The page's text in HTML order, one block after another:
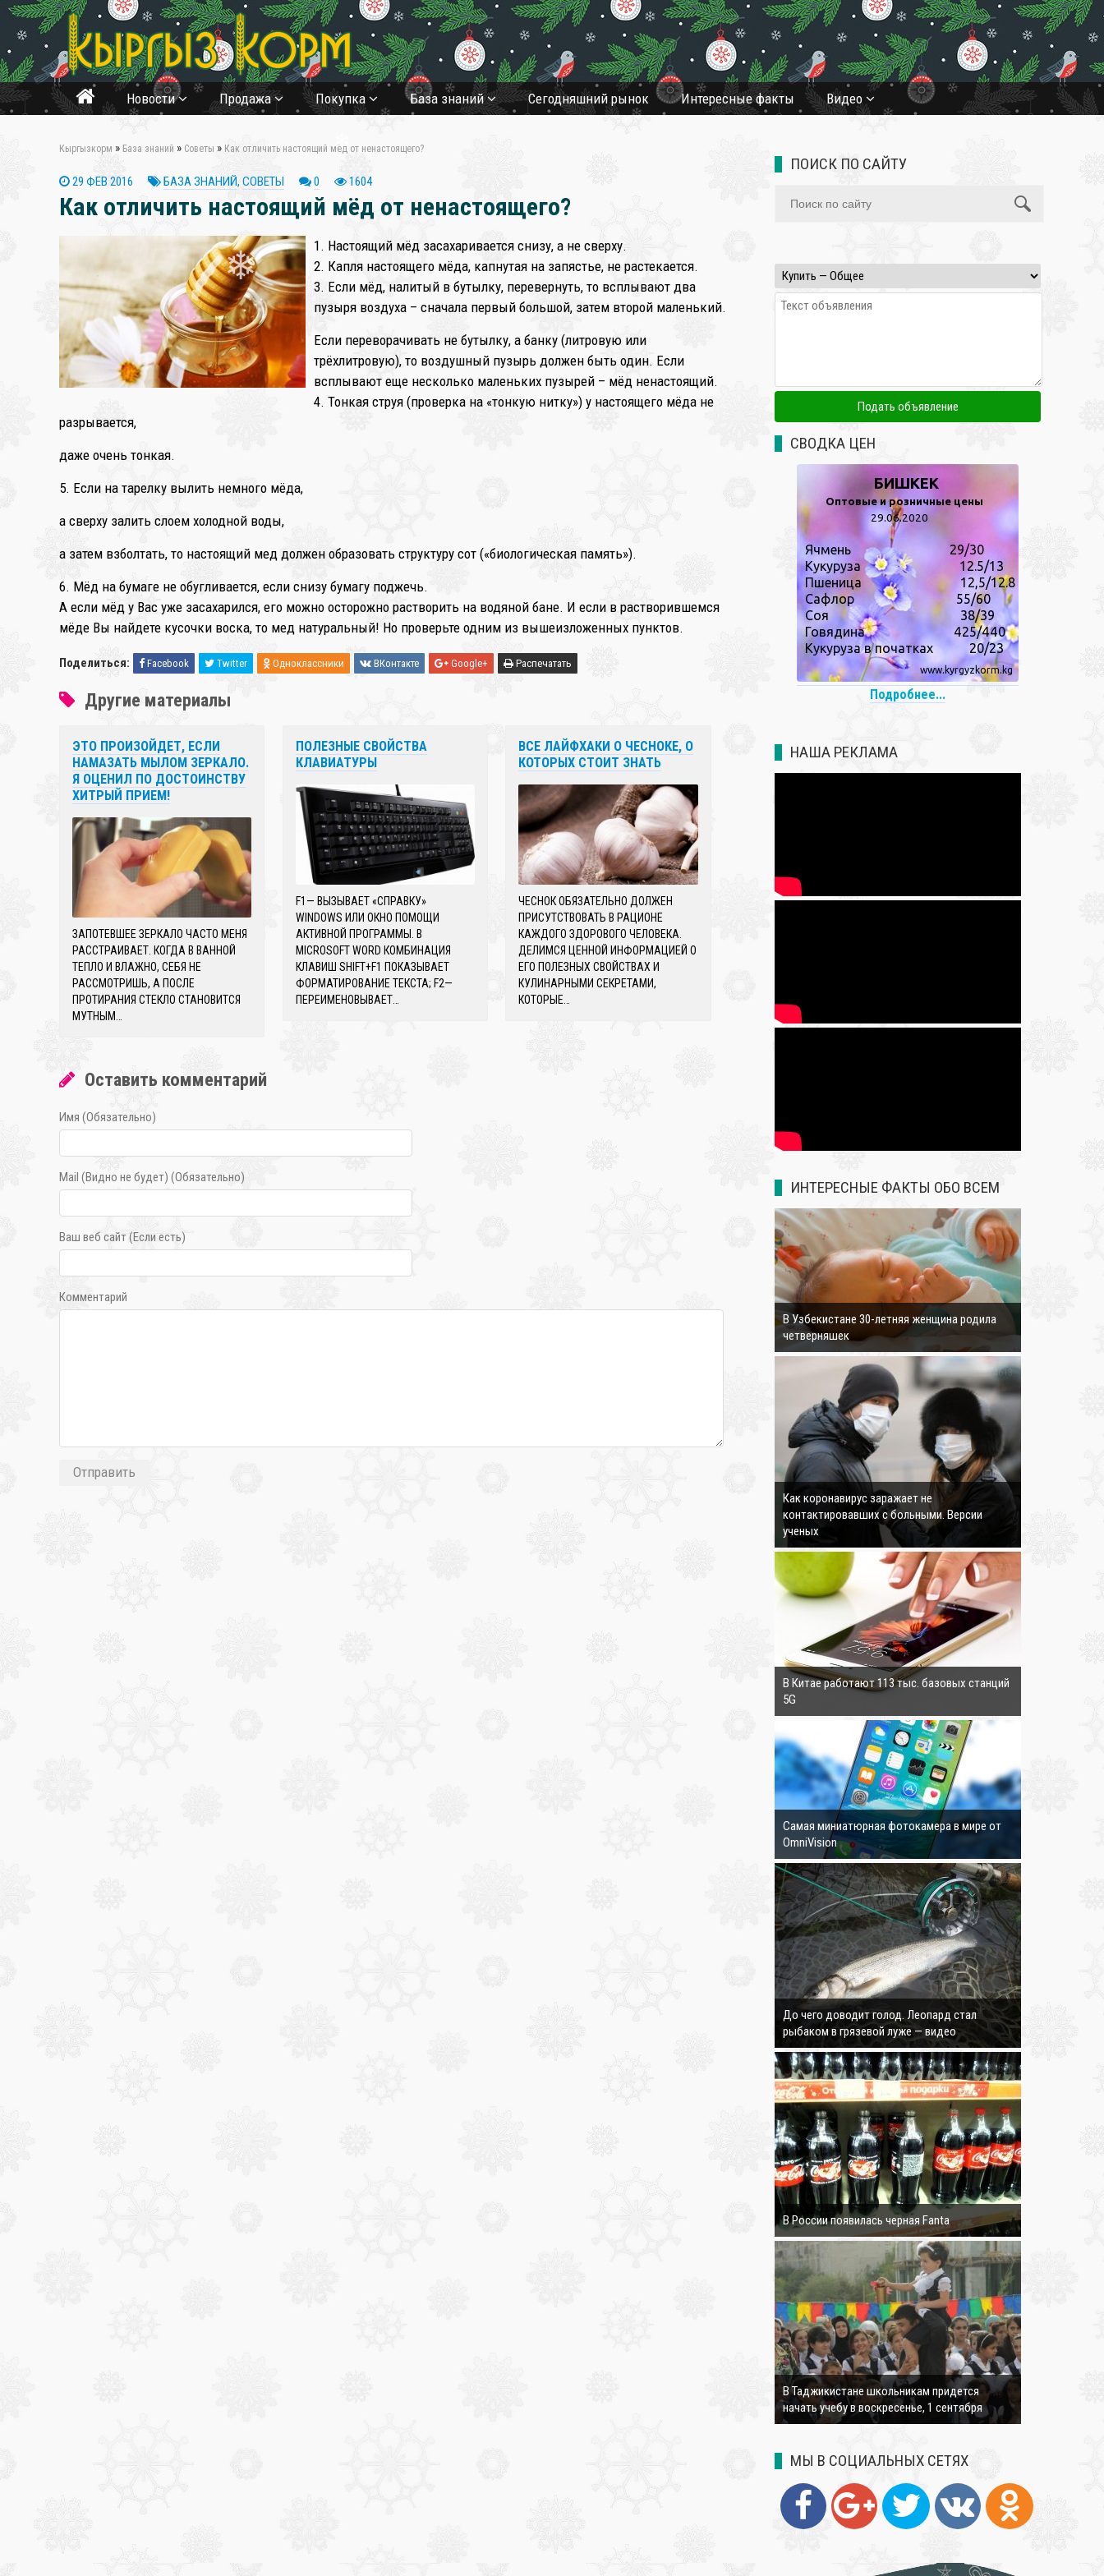
Новости Продажа Покупка База знаний Cегодняшний рынок Интересные факты Видео
Кыргызкорм » База знаний » Советы » Как отличить настоящий мёд от ненастоящего?
29 ФЕВ 2016 БАЗА ЗНАНИЙ, СОВЕТЫ 0 1604
Как отличить настоящий мёд от ненастоящего?
1. Настоящий мёд засахаривается снизу, а не сверху.
2. Капля настоящего мёда, капнутая на запястье, не растекается.
3. Если мёд, налитый в бутылку, перевернуть, то всплывают два
пузыря воздуха – сначала первый большой, затем второй маленький.
Если переворачивать не бутылку, а банку (литровую или
трёхлитровую), то воздушный пузырь должен быть один. Если
всплывают еще несколько маленьких пузырей – мёд ненастоящий.
4. Тонкая струя (проверка на «тонкую нитку») у настоящего мёда не
разрывается,
даже очень тонкая.
5. Если на тарелку вылить немного мёда,
а сверху залить слоем холодной воды,
а затем взболтать, то настоящий мед должен образовать структуру сот («биологическая память»).
6. Мёд на бумаге не обугливается, если снизу бумагу поджечь.
А если мёд у Вас уже засахарился, его можно осторожно растворить на водяной бане. И если в растворившемся
мёде Вы найдете кусочки воска, то мед натуральный! Но проверьте одним из вышеизложенных пунктов.
Поделиться: Facebook Twitter Одноклассники ВКонтакте Google+ Распечатать
Другие материалы
ЭТО ПРОИЗОЙДЕТ, ЕСЛИ
НАМАЗАТЬ МЫЛОМ ЗЕРКАЛО.
Я ОЦЕНИЛ ПО ДОСТОИНСТВУ
ХИТРЫЙ ПРИЕМ!
ЗАПОТЕВШЕЕ ЗЕРКАЛО ЧАСТО МЕНЯ
РАССТРАИВАЕТ. КОГДА В ВАННОЙ
ТЕПЛО И ВЛАЖНО, СЕБЯ НЕ
РАССМОТРИШЬ, А ПОСЛЕ
ПРОТИРАНИЯ СТЕКЛО СТАНОВИТСЯ
МУТНЫМ…
ПОЛЕЗНЫЕ СВОЙСТВА
КЛАВИАТУРЫ
F1— ВЫЗЫВАЕТ «СПРАВКУ»
WINDOWS ИЛИ ОКНО ПОМОЩИ
АКТИВНОЙ ПРОГРАММЫ. В
MICROSOFT WORD КОМБИНАЦИЯ
КЛАВИШ SHIFT+F1 ПОКАЗЫВАЕТ
ФОРМАТИРОВАНИЕ ТЕКСТА; F2—
ПЕРЕИМЕНОВЫВАЕТ…
ВСЕ ЛАЙФХАКИ О ЧЕСНОКЕ, О
КОТОРЫХ СТОИТ ЗНАТЬ
ЧЕСНОК ОБЯЗАТЕЛЬНО ДОЛЖЕН
ПРИСУТСТВОВАТЬ В РАЦИОНЕ
КАЖДОГО ЗДОРОВОГО ЧЕЛОВЕКА.
ДЕЛИМСЯ ЦЕННОЙ ИНФОРМАЦИЕЙ О
ЕГО ПОЛЕЗНЫХ СВОЙСТВАХ И
КУЛИНАРНЫМИ СЕКРЕТАМИ,
КОТОРЫЕ…
Оставить комментарий
Имя (Обязательно)
Mail (Видно не будет) (Обязательно)
Ваш веб сайт (Если есть)
Комментарий
ПОИСК ПО САЙТУ
СВОДКА ЦЕН
Подробнее...
НАША РЕКЛАМА
ИНТЕРЕСНЫЕ ФАКТЫ ОБО ВСЕМ
3171
В Узбекистане 30-летняя женщина родила
четверняшек
4613
Как коронавирус заражает не
контактировавших с больными. Версии
ученых
3761
В Китае работают 113 тыс. базовых станций
5G
Самая миниатюрная фотокамера в мире от
OmniVision
4322
До чего доводит голод. Леопард стал
рыбаком в грязевой луже — видео
3590
В России появилась черная Fanta
4263
В Таджикистане школьникам придется
начать учебу в воскресенье, 1 сентября
МЫ В СОЦИАЛЬНЫХ СЕТЯХ
❄
❄
❄